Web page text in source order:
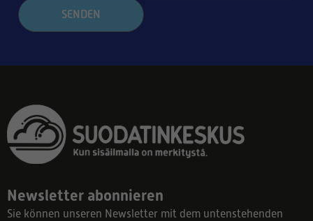
SENDEN
Newsletter abonnieren
Sie können unseren Newsletter mit dem untenstehenden